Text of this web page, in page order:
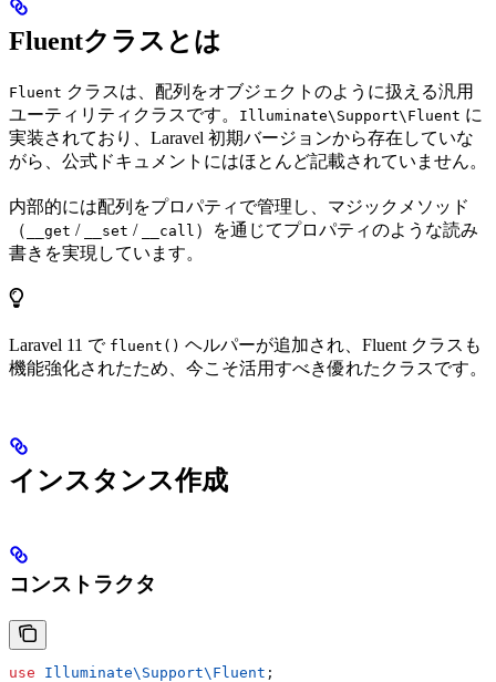
Fluentクラスとは
Fluent クラスは、配列をオブジェクトのように扱える汎用
ユーティリティクラスです。
Illuminate\Support\Fluent に
実装されており、Laravel 初期バージョンから存在していな
がら、公式ドキュメントにはほとんど記載されていません。
内部的には配列をプロパティで管理し、マジックメソッド
（
__get / __set / __call ）を通じてプロパティのような読み
書きを実現しています。
Laravel 11 で fluent() ヘルパーが追加され、Fluent クラスも
機能強化されたため、今こそ活用すべき優れたクラスです。
インスタンス作成
コンストラクタ
use Illuminate\Support\ Fluent ;